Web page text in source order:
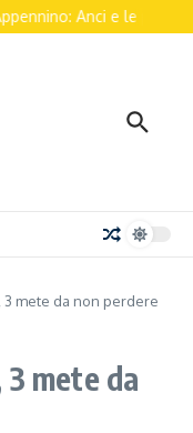
Anci e le principali
mete da non perdere
mete da